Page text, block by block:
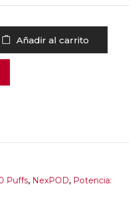
Añadir al carrito
Puffs, NexPOD, Potencia: